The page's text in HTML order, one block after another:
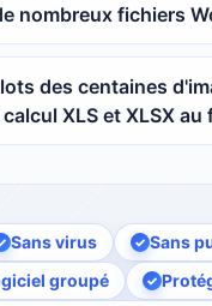
nombreux fichiers
des centaines
XLS et XLSX au
Sans virus
Sans
groupé